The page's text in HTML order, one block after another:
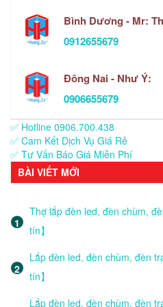
Bình Dương - Mr:
0912655679
Đông Nai - Như Ý:
0906655679
✅ Hotline 0906.700.438
✅ Cam Kết Dịch Vụ Giá Rẻ
✅ Tư Vấn Báo Giá Miễn Phí
BÀI VIẾT MỚI
Thợ lắp đèn led, đèn chùm,
tín】
Lắp đèn led, đèn chùm, đèn
tín】
Lắp đèn led, đèn chùm, đèn